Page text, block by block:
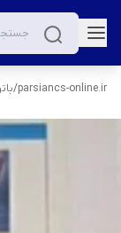
parsiancs-online.ir
/